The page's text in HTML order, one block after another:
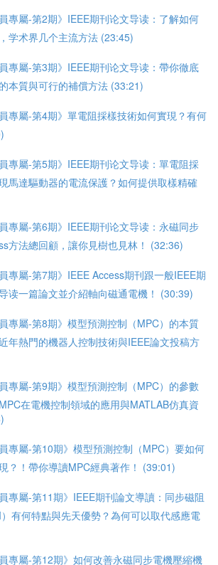
員專屬-第2期》IEEE期刊论文导读：了解如何
学术界几个主流方法 (23:45)
員專屬-第3期》IEEE期刊论文导读：帶你徹底
本質與可行的補償方法 (33:21)
員專屬-第4期》單電阻採樣技術如何實現？有何
員專屬-第5期》IEEE期刊论文导读：單電阻採
馬達驅動器的電流保護？如何提供取樣精確
員專屬-第6期》IEEE期刊论文导读：永磁同步
方法總回顧，讓你見樹也見林！ (32:36)
專屬-第7期》IEEE Access期刊跟一般IEEE期
读一篇論文並介紹軸向磁通電機！ (30:39)
員專屬-第8期》模型預測控制（MPC）的本質
年熱門的機器人控制技術與IEEE論文投稿方
員專屬-第9期》模型預測控制（MPC）的參數
在電機控制領域的應用與MATLAB仿真資
員專屬-第10期》模型預測控制（MPC）要如何
？！帶你導讀MPC經典著作！ (39:01)
員專屬-第11期》IEEE期刊論文導讀：同步磁阻
有何特點與先天優勢？為何可以取代感應電
員專屬-第12期》如何改善永磁同步電機壓縮機